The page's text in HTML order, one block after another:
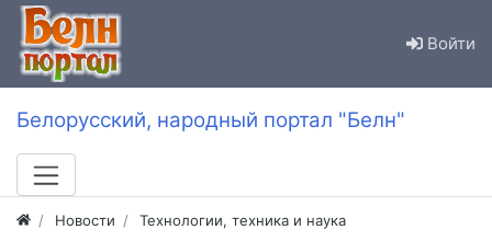
Войти
Белорусский, народный портал "Белн"
Новости Технологии, техника и наука